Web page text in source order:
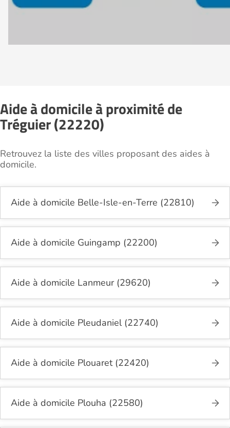
Aide à domicile à proximité de
Tréguier (22220)
Retrouvez la liste des villes proposant des aides à
domicile.
Aide à domicile Belle-Isle-en-Terre (22810)
Aide à domicile Guingamp (22200)
Aide à domicile Lanmeur (29620)
Aide à domicile Pleudaniel (22740)
Aide à domicile Plouaret (22420)
Aide à domicile Plouha (22580)